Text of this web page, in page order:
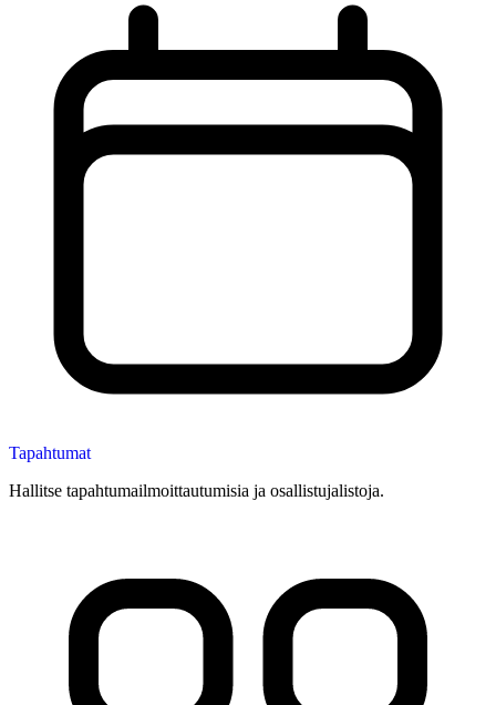
Tapahtumat
Hallitse tapahtumailmoittautumisia ja osallistujalistoja.